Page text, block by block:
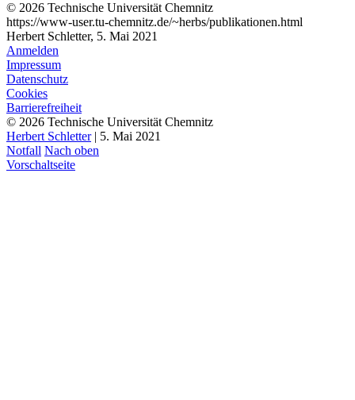
© 2026 Technische Universität Chemnitz
https://www-user.tu-chemnitz.de/~herbs/publikationen.html
Herbert Schletter, 5. Mai 2021
Anmelden
Impressum
Datenschutz
Cookies
Barrierefreiheit
© 2026 Technische Universität Chemnitz
Herbert Schletter| 5. Mai 2021
Notfall Nach oben
Vorschaltseite